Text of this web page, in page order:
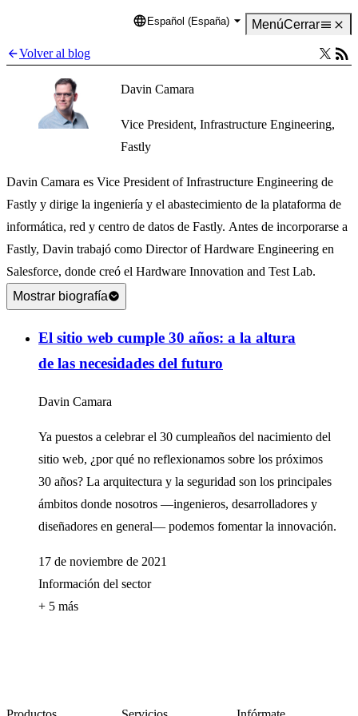
Language
Español (España) MenúCerrar
Volver al blog
Davin Camara
Vice President, Infrastructure Engineering,
Fastly
Davin Camara es Vice President of Infrastructure Engineering de
Fastly y dirige la ingeniería y el abastecimiento de la plataforma de
informática, red y centro de datos de Fastly. Antes de incorporarse a
Fastly, Davin trabajó como Director of Hardware Engineering en
Salesforce, donde creó el Hardware Innovation and Test Lab.
Mostrar biografía
El sitio web cumple 30 años: a la altura
de las necesidades del futuro
Davin Camara
Ya puestos a celebrar el 30 cumpleaños del nacimiento del
sitio web, ¿por qué no reflexionamos sobre los próximos
30 años? La arquitectura y la seguridad son los principales
ámbitos donde nosotros —ingenieros, desarrolladores y
diseñadores en general— podemos fomentar la innovación.
17 de noviembre de 2021
Información del sector
+ 5 más